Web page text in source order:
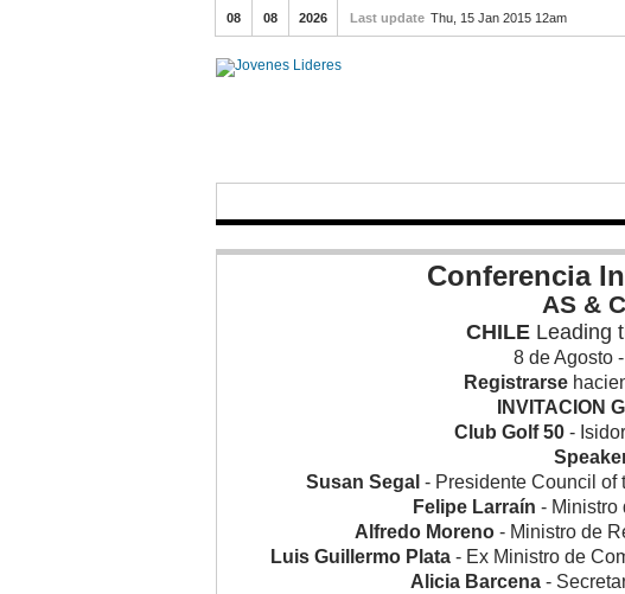
08 08 2026 Last update Thu, 15 Jan 2015 12am
Conferencia
AS &
CHILE Leading
8 de Agosto
Registrarse
INVITACION
Club Golf 50-
Susan Segal - Presidente Council of
Felipe Larraín - Ministro
Alfredo Moreno - Ministro de
Luis Guillermo Plata - Ex Ministro de
Alicia Barcena-